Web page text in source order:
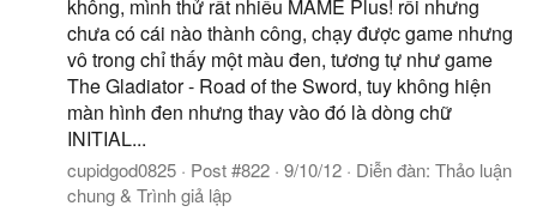
không, mình thử rất nhiều MAME Plus! rồi nhưng
chưa có cái nào thành công, chạy được game nhưng
vô trong chỉ thấy một màu đen, tương tự như game
The Gladiator - Road of the Sword, tuy không hiện
màn hình đen nhưng thay vào đó là dòng chữ
INITIAL...
cupidgod0825 Post #822 9/10/12 Diễn đàn: Thảo luận
chung & Trình giả lập